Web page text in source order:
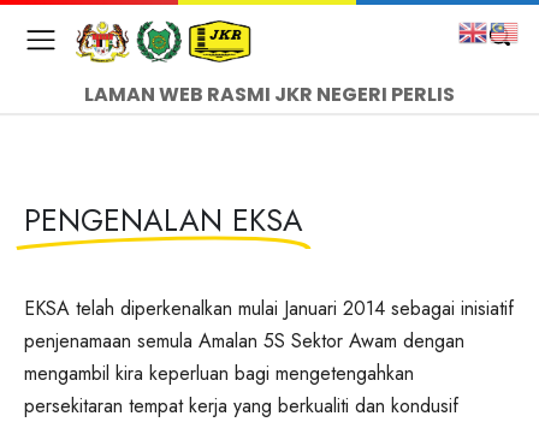
LAMAN WEB RASMI JKR NEGERI PERLIS
PENGENALAN EKSA
EKSA telah diperkenalkan mulai Januari 2014 sebagai inisiatif
penjenamaan semula Amalan 5S Sektor Awam dengan
mengambil kira keperluan bagi mengetengahkan
persekitaran tempat kerja yang berkualiti dan kondusif